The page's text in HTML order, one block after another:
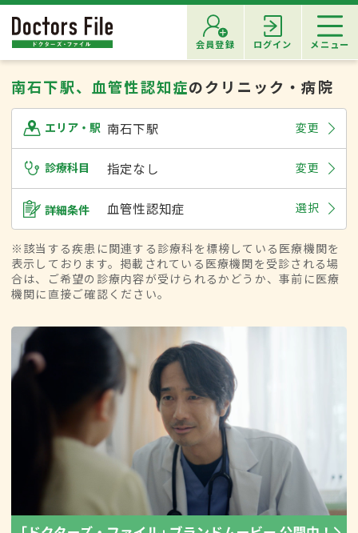
会員登録 ログイン メニュー
南石下駅、血管性認知症のクリニック・病院
エリア・駅 南石下駅 変更
診療科目 指定なし 変更
詳細条件 血管性認知症 選択
※該当する疾患に関連する診療科を標榜している医療機関を
表示しております。掲載されている医療機関を受診される場
合は、ご希望の診療内容が受けられるかどうか、事前に医療
機関に直接ご確認ください。